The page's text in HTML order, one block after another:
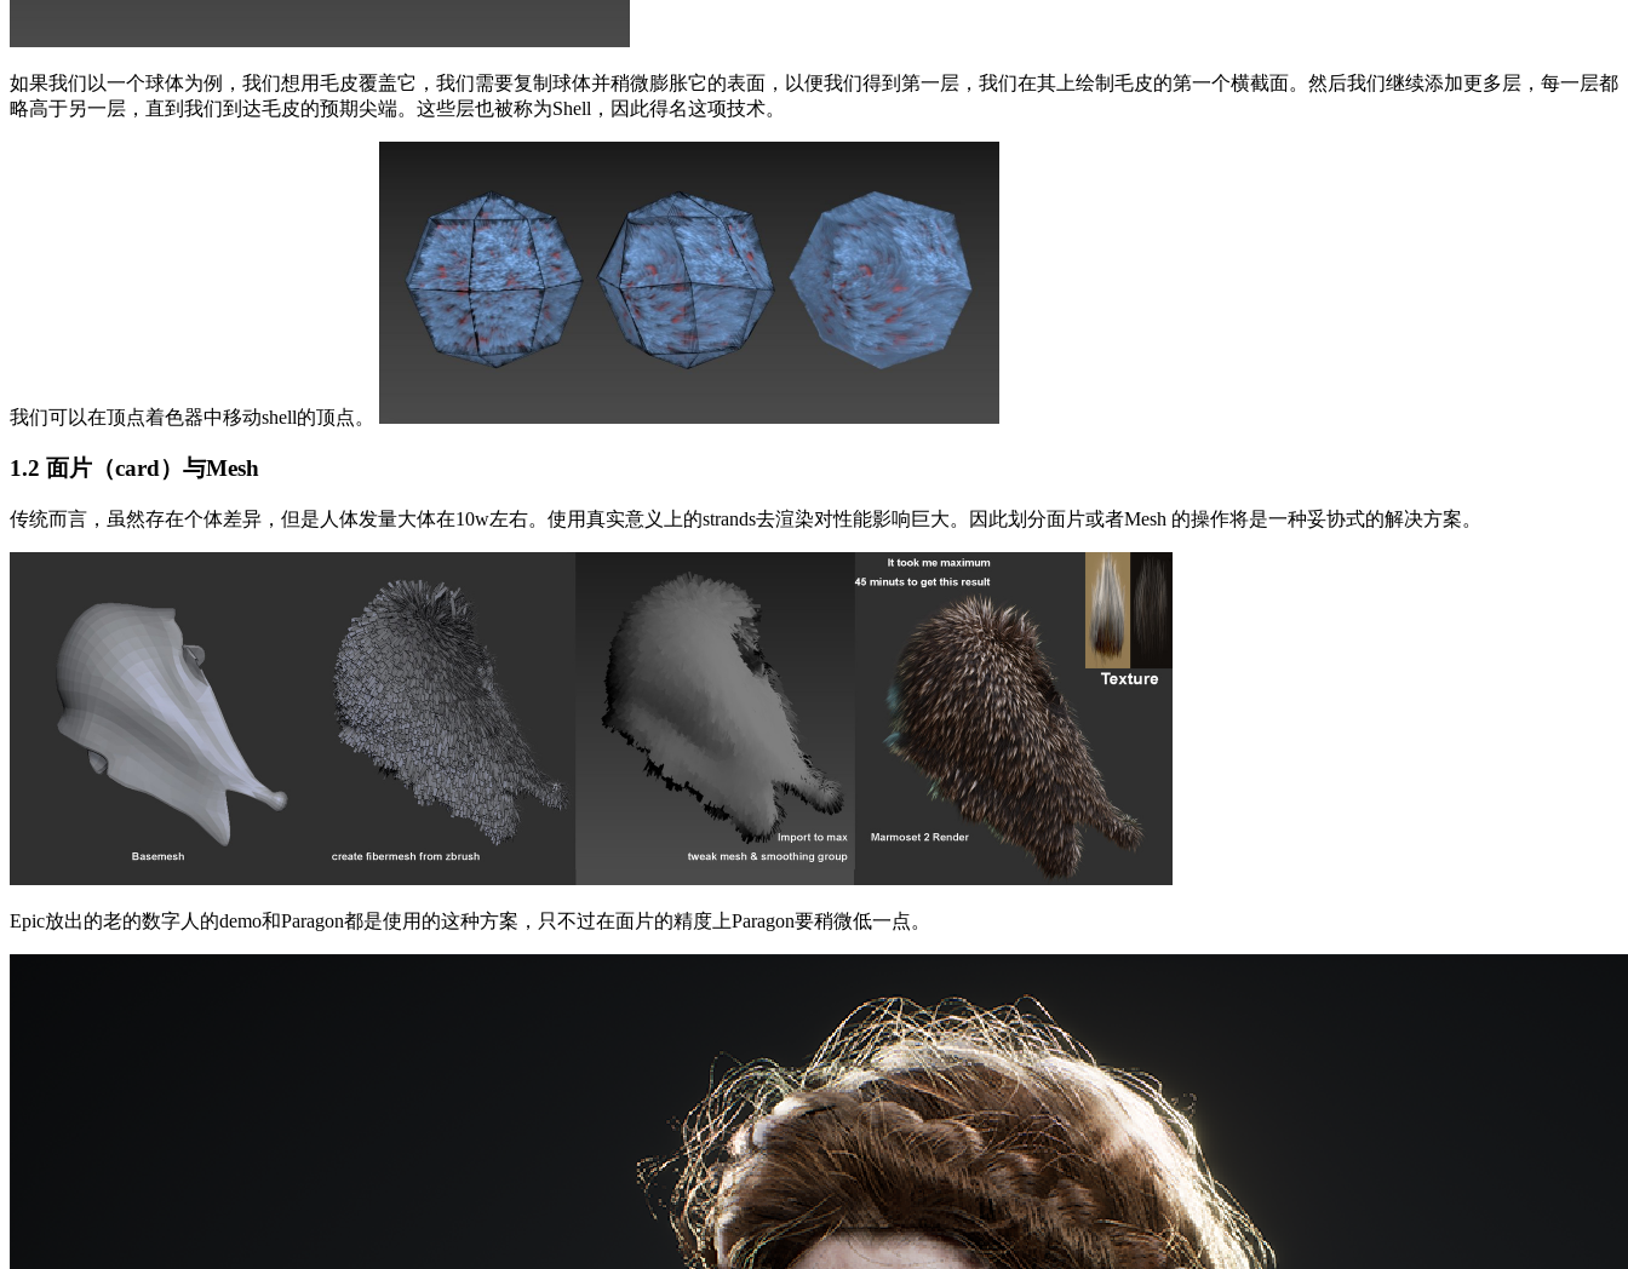
如果我们以一个球体为例，我们想用毛皮覆盖它，我们需要复制球体并稍微膨胀它的表面，以便我们得到第一层，我们在其上绘制毛皮的第一个横截面。然后我们继续添加更多层，每一层都
略高于另一层，直到我们到达毛皮的预期尖端。这些层也被称为Shell，因此得名这项技术。
我们可以在顶点着色器中移动shell的顶点。
1.2 面片（card）与Mesh
传统而言，虽然存在个体差异，但是人体发量大体在10w左右。使用真实意义上的strands去渲染对性能影响巨大。因此划分面片或者Mesh 的操作将是一种妥协式的解决方案。
Epic放出的老的数字人的demo和Paragon都是使用的这种方案，只不过在面片的精度上Paragon要稍微低一点。